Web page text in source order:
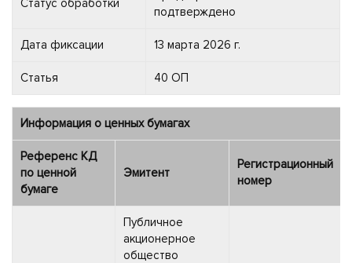
Статус обработки
подтверждено
Дата фиксации 13 марта 2026 г.
Статья 40 ОП
Информация о ценных бумагах
Референс КД
по ценной
бумаге
Эмитент
Регистрационный
номер
Публичное
акционерное
общество